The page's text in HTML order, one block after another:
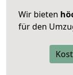
Wir bieten
für den